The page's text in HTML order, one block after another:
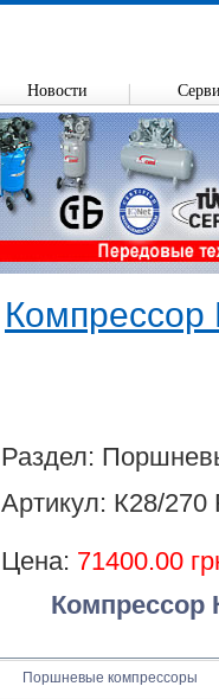
Компрессор
Раздел:
Артикул: К28/270
Цена: 71400.00
Компрессор
Поршневые компрессоры
Новости